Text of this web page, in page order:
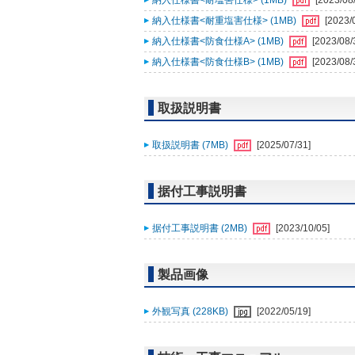
納入仕様書<耐重塩害仕様> (1MB)
[2023/
納入仕様書<防食仕様A> (1MB)
[2023/08/
納入仕様書<防食仕様B> (1MB)
[2023/08/
取扱説明書
取扱説明書 (7MB) [2025/07/31]
据付工事説明書
据付工事説明書 (2MB) [2023/10/05]
製品画像
外観写真 (228KB) [2022/05/19]